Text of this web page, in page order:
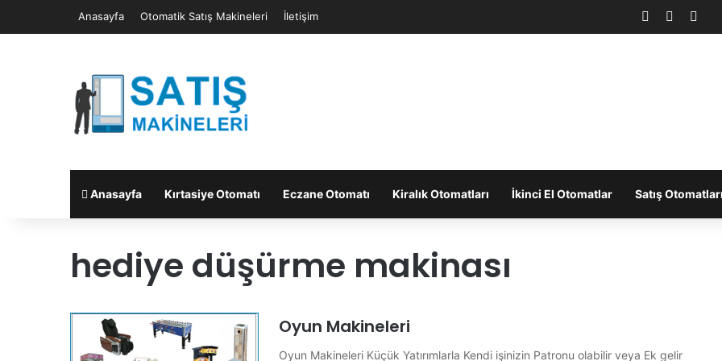
Anasayfa Otomatik Satış Makineleri İletişim Facebook
Anasayfa Kırtasiye Otomatı Eczane Otomatı Kiralık Otomatları İkinci El Otomatlar Satış Otomatları
hediye düşürme makinası
Oyun Makineleri
Oyun Makineleri Küçük Yatırımlarla Kendi işinizin Patronu olabilir veya Ek gelir